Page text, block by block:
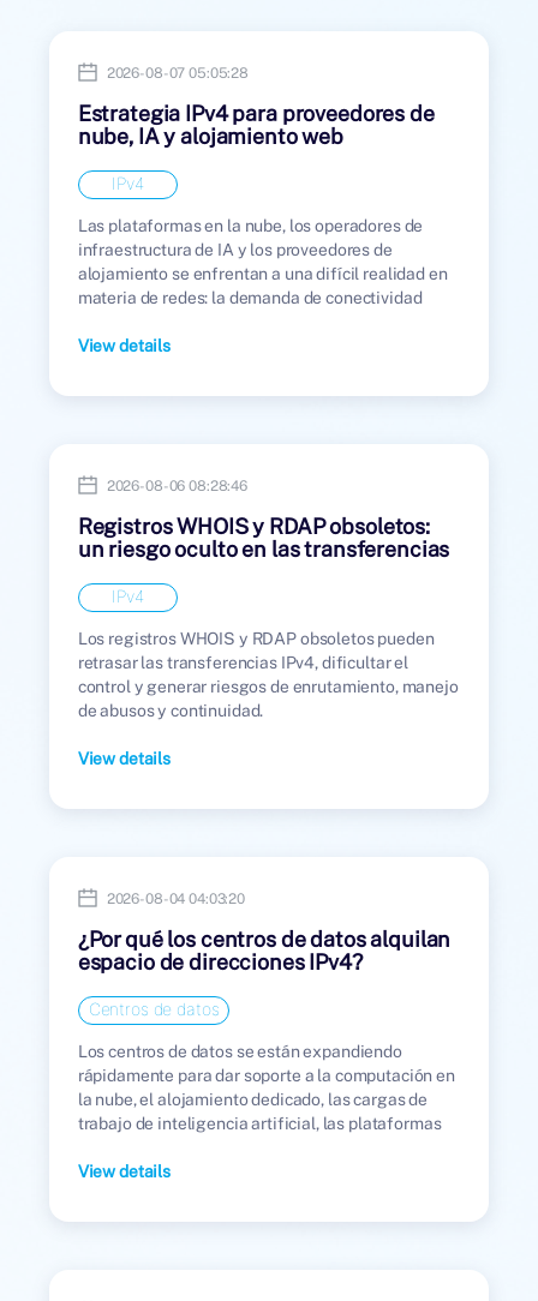
2026-08-07 05:05:28
Estrategia IPv4 para proveedores de
nube, IA y alojamiento web
IPv4
Las plataformas en la nube, los operadores de
infraestructura de IA y los proveedores de
alojamiento se enfrentan a una difícil realidad en
materia de redes: la demanda de conectividad
direcciones IPv4 no.
View details
2026-08-06 08:28:46
Registros WHOIS y RDAP obsoletos:
un riesgo oculto en las transferencias
IPv4
Los registros WHOIS y RDAP obsoletos pueden
retrasar las transferencias IPv4, dificultar el
control y generar riesgos de enrutamiento, manejo
de abusos y continuidad.
View details
2026-08-04 04:03:20
¿Por qué los centros de datos alquilan
espacio de direcciones IPv4?
Centros de datos
Los centros de datos se están expandiendo
rápidamente para dar soporte a la computación en
la nube, el alojamiento dedicado, las cargas de
trabajo de inteligencia artificial, las plataformas
ciberseguridad y la infraestructura digital global.
View details